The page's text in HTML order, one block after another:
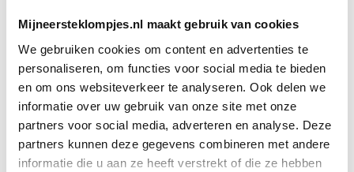
Mijneersteklompjes.nl maakt gebruik van cookies
We gebruiken cookies om content en advertenties te
personaliseren, om functies voor social media te bieden
en om ons websiteverkeer te analyseren. Ook delen we
informatie over uw gebruik van onze site met onze
partners voor social media, adverteren en analyse. Deze
partners kunnen deze gegevens combineren met andere
informatie die u aan ze heeft verstrekt of die ze hebben
KRAAMCADEAUS
Geboorteklompje
Nora Elin
Art. klomp_00048
KRAAMCADEAUS
Geboorteklompje
Claire
Art. klomp_00052